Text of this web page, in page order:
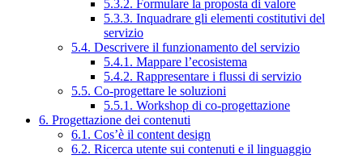
5.3.2. Formulare la proposta di valore
5.3.3. Inquadrare gli elementi costitutivi del
servizio
5.4. Descrivere il funzionamento del servizio
5.4.1. Mappare l’ecosistema
5.4.2. Rappresentare i flussi di servizio
5.5. Co-progettare le soluzioni
5.5.1. Workshop di co-progettazione
6. Progettazione dei contenuti
6.1. Cos’è il content design
6.2. Ricerca utente sui contenuti e il linguaggio